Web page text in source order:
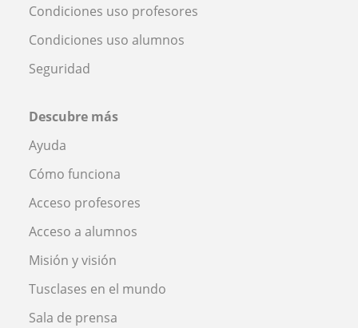
Condiciones uso profesores
Condiciones uso alumnos
Seguridad
Descubre más
Ayuda
Cómo funciona
Acceso profesores
Acceso a alumnos
Misión y visión
Tusclases en el mundo
Sala de prensa